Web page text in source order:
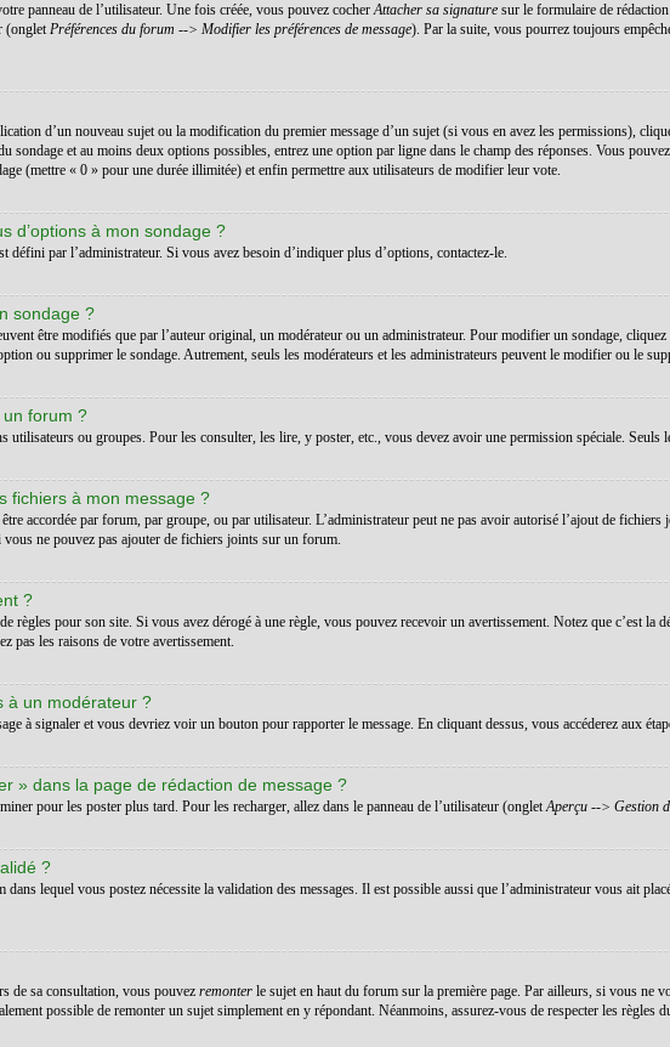
panneau de l’utilisateur. Une fois créée, vous pouvez cocherAttacher sa signature sur le formulaire de
(ongletPréférences du forum --> Modifier les préférences de message). Par la suite, vous pourrez toujours
d’un nouveau sujet ou la modification du premier message d’un sujet (si vous en avez les permissions),
sondage et au moins deux options possibles, entrez une option par ligne dans le champ des réponses. Vous
(mettre « 0 » pour une durée illimitée) et enfin permettre aux utilisateurs de modifier leur vote.
d’options à mon sondage ?
défini par l’administrateur. Si vous avez besoin d’indiquer plus d’options, contactez-le.
sondage ?
être modifiés que par l’auteur original, un modérateur ou un administrateur. Pour modifier un sondage,
ou supprimer le sondage. Autrement, seuls les modérateurs et les administrateurs peuvent le modifier ou le
forum ?
utilisateurs ou groupes. Pour les consulter, les lire, y poster, etc., vous devez avoir une permission spéciale.
fichiers à mon message ?
accordée par forum, par groupe, ou par utilisateur. L’administrateur peut ne pas avoir autorisé l’ajout de
ne pouvez pas ajouter de fichiers joints sur un forum.
?
règles pour son site. Si vous avez dérogé à une règle, vous pouvez recevoir un avertissement. Notez que c’est
pas les raisons de votre avertissement.
à un modérateur ?
à signaler et vous devriez voir un bouton pour rapporter le message. En cliquant dessus, vous accéderez aux
» dans la page de rédaction de message ?
pour les poster plus tard. Pour les recharger, allez dans le panneau de l’utilisateur (ongletAperçu --> Gestion
?
lequel vous postez nécessite la validation des messages. Il est possible aussi que l’administrateur vous ait
de sa consultation, vous pouvez remonter le sujet en haut du forum sur la première page. Par ailleurs, si vous ne
possible de remonter un sujet simplement en y répondant. Néanmoins, assurez-vous de respecter les règles